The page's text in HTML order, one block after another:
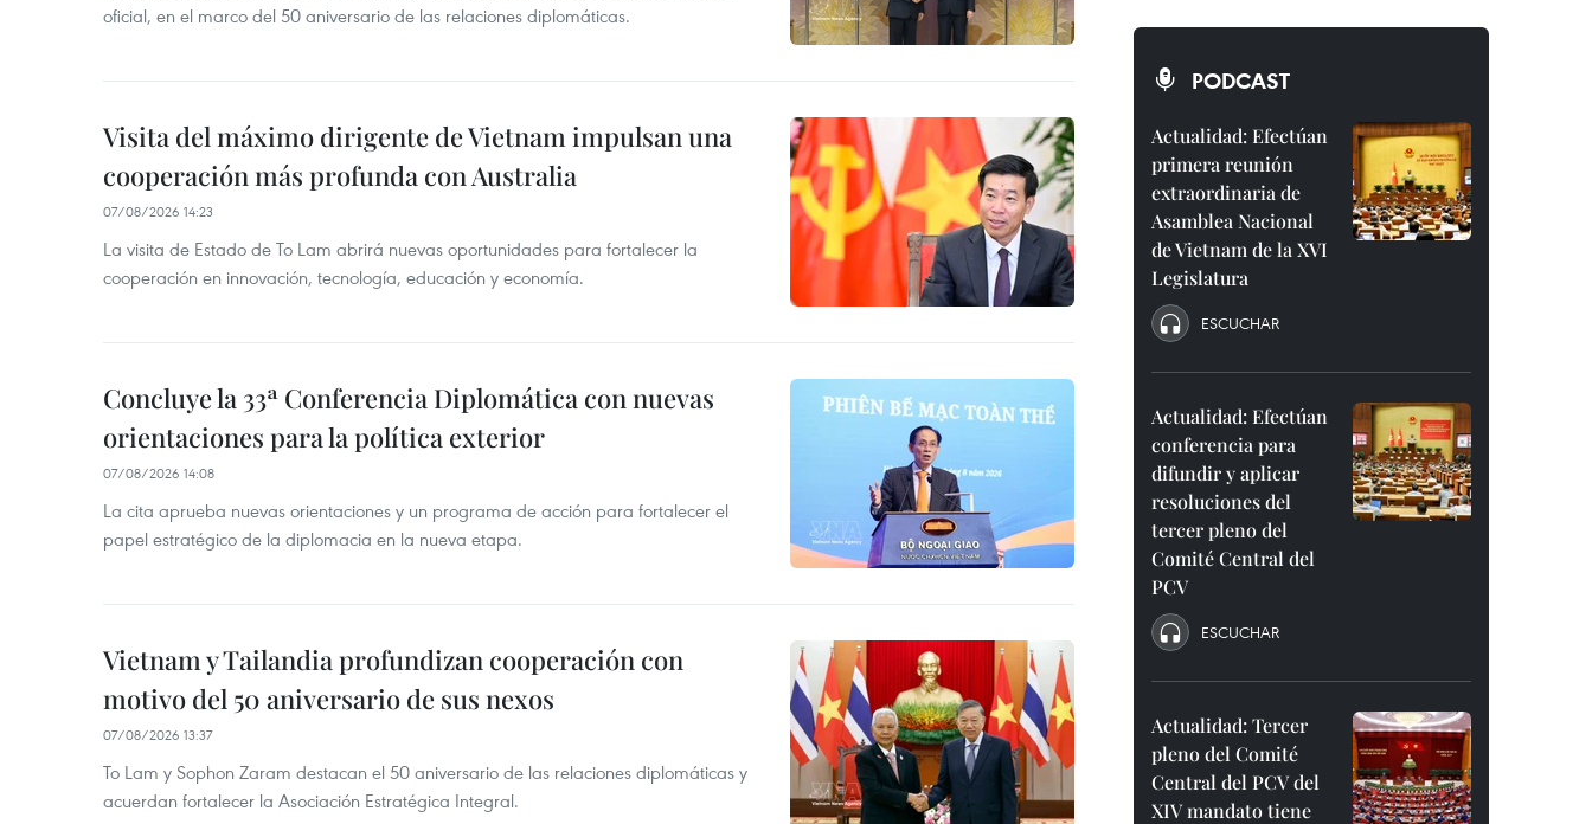
oficial, en el marco del 50 aniversario de las relaciones diplomáticas.
Visita del máximo dirigente de Vietnam impulsan una
cooperación más profunda con Australia
07/08/2026 14:23
La visita de Estado de To Lam abrirá nuevas oportunidades para fortalecer la
cooperación en innovación, tecnología, educación y economía.
Concluye la 33ª Conferencia Diplomática con nuevas
orientaciones para la política exterior
07/08/2026 14:08
La cita aprueba nuevas orientaciones y un programa de acción para fortalecer el
papel estratégico de la diplomacia en la nueva etapa.
Vietnam y Tailandia profundizan cooperación con
motivo del 50 aniversario de sus nexos
07/08/2026 13:37
To Lam y Sophon Zaram destacan el 50 aniversario de las relaciones diplomáticas y
acuerdan fortalecer la Asociación Estratégica Integral.
PODCAST
Actualidad: Efectúan
primera reunión
extraordinaria de
Asamblea Nacional
de Vietnam de la XVI
Legislatura
ESCUCHAR
Actualidad: Efectúan
conferencia para
difundir y aplicar
resoluciones del
tercer pleno del
Comité Central del
PCV
ESCUCHAR
Actualidad: Tercer
pleno del Comité
Central del PCV del
XIV mandato tiene